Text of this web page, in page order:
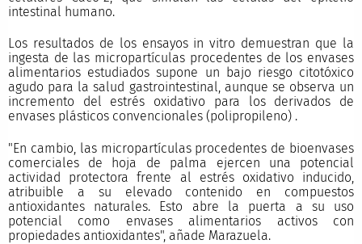
intestinal humano.
Los resultados de los ensayos in vitro demuestran que la
ingesta de las micropartículas procedentes de los envases
alimentarios estudiados supone un bajo riesgo citotóxico
agudo para la salud gastrointestinal, aunque se observa un
incremento del estrés oxidativo para los derivados de
envases plásticos convencionales (polipropileno) .
"En cambio, las micropartículas procedentes de bioenvases
comerciales de hoja de palma ejercen una potencial
actividad protectora frente al estrés oxidativo inducido,
atribuible a su elevado contenido en compuestos
antioxidantes naturales. Esto abre la puerta a su uso
potencial como envases alimentarios activos con
propiedades antioxidantes", añade Marazuela.